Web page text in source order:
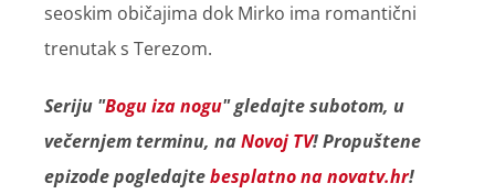
seoskim običajima dok Mirko ima romantični
trenutak s Terezom.
Seriju "Bogu iza nogu" gledajte subotom, u
večernjem terminu, naNovoj TV! Propuštene
epizode pogledajtebesplatno na novatv.hr!